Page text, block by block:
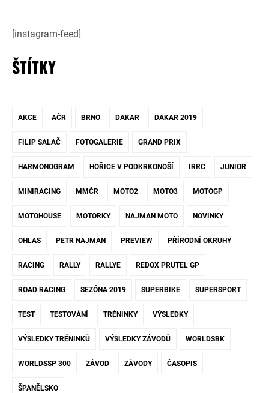
[instagram-feed]
ŠTÍTKY
AKCE AČR BRNO DAKAR DAKAR 2019
FILIP SALAČ FOTOGALERIE GRAND PRIX
HARMONOGRAM HOŘICE V PODKRKONOŠÍ IRRC JUNIOR
MINIRACING MMČR MOTO2 MOTO3 MOTOGP
MOTOHOUSE MOTORKY NAJMAN MOTO NOVINKY
OHLAS PETR NAJMAN PREVIEW PŘÍRODNÍ OKRUHY
RACING RALLY RALLYE REDOX PRÜTEL GP
ROAD RACING SEZÓNA 2019 SUPERBIKE SUPERSPORT
TEST TESTOVÁNÍ TRÉNINKY VÝSLEDKY
VÝSLEDKY TRÉNINKŮ VÝSLEDKY ZÁVODŮ WORLDSBK
WORLDSSP 300 ZÁVOD ZÁVODY ČASOPIS
ŠPANĚLSKO